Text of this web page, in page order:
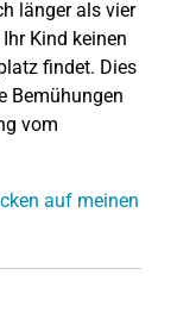
länger als vier
Kind keinen
findet. Dies
Bemühungen
vom
auf meinen